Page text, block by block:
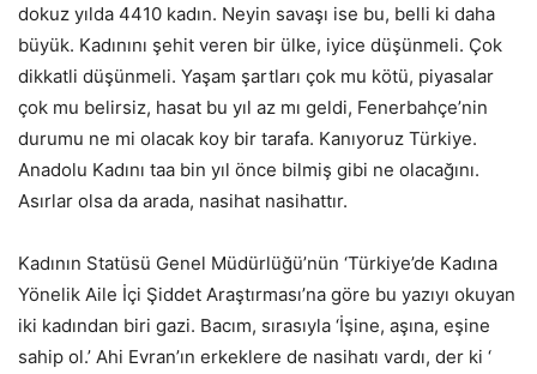
dokuz yılda 4410 kadın. Neyin savaşı ise bu, belli ki daha
büyük. Kadınını şehit veren bir ülke, iyice düşünmeli. Çok
dikkatli düşünmeli. Yaşam şartları çok mu kötü, piyasalar
çok mu belirsiz, hasat bu yıl az mı geldi, Fenerbahçe’nin
durumu ne mi olacak koy bir tarafa. Kanıyoruz Türkiye.
Anadolu Kadını taa bin yıl önce bilmiş gibi ne olacağını.
Asırlar olsa da arada, nasihat nasihattır.
Kadının Statüsü Genel Müdürlüğü’nün ‘Türkiye’de Kadına
Yönelik Aile İçi Şiddet Araştırması’na göre bu yazıyı okuyan
iki kadından biri gazi. Bacım, sırasıyla ‘İşine, aşına, eşine
sahip ol.’ Ahi Evran’ın erkeklere de nasihatı vardı, der ki ‘